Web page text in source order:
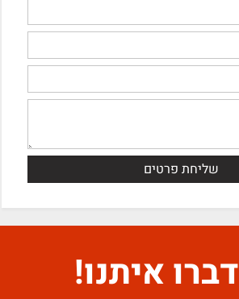
דברו איתנו!